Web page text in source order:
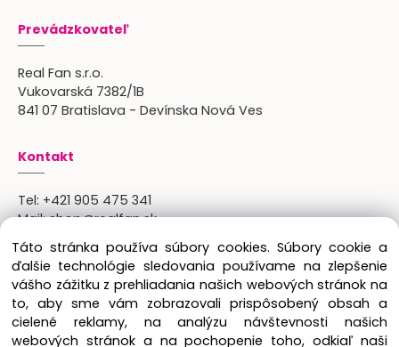
Prevádzkovateľ
Real Fan s.r.o.
Vukovarská 7382/1B
841 07 Bratislava - Devínska Nová Ves
Kontakt
Tel: +421 905 475 341
Mail:shop@realfan.sk
Zákaznícka linka: 9:00-18:00
Osobný odber: po predchádajúcom dohovore
Copyright © 2024 Real Fan s.r.o., všetky práva
Táto stránka používa súbory cookies. Súbory cookie a
ďalšie technológie sledovania používame na zlepšenie
vášho zážitku z prehliadania našich webových stránok na
to, aby sme vám zobrazovali prispôsobený obsah a
cielené reklamy, na analýzu návštevnosti našich
webových stránok a na pochopenie toho, odkiaľ naši